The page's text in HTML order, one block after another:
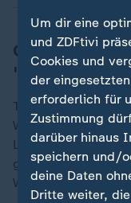
Gespräche in
Themen bei dem
Washington sind
Lage im Nahen
gegen die Ukraine ,
Wochenende
Um dir eine
und ZDFtivi
Cookies und
der
erforderlich für
Zustimmung
darüber hinaus
speichern und/
deine Daten
Dritte weiter,